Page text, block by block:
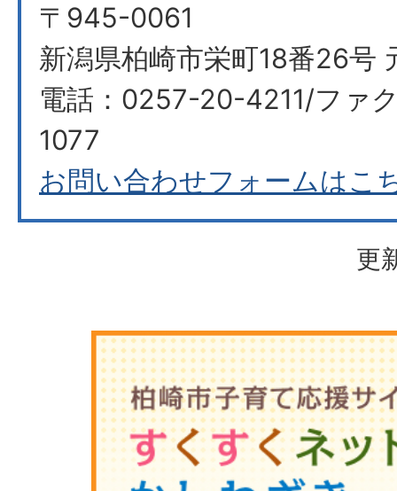
〒945-0061
新潟県柏崎市栄町18番26号
電話：0257-20-4211/ファ
1077
お問い合わせフォームはこ
更